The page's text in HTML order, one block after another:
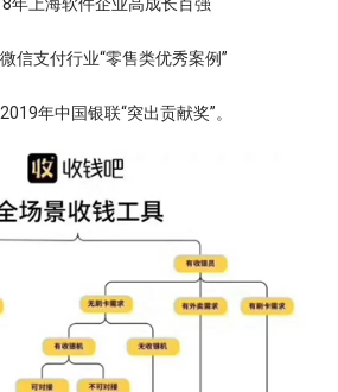
信支付行业“零售类优秀案例”
年中国银联“突出贡献奖”。